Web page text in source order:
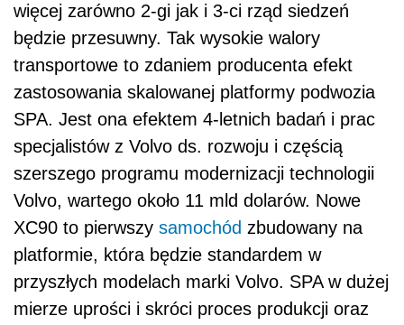
więcej zarówno 2-gi jak i 3-ci rząd siedzeń
będzie przesuwny. Tak wysokie walory
transportowe to zdaniem producenta efekt
zastosowania skalowanej platformy podwozia
SPA. Jest ona efektem 4-letnich badań i prac
specjalistów z Volvo ds. rozwoju i częścią
szerszego programu modernizacji technologii
Volvo, wartego około 11 mld dolarów. Nowe
XC90 to pierwszy samochód zbudowany na
platformie, która będzie standardem w
przyszłych modelach marki Volvo. SPA w dużej
mierze uprości i skróci proces produkcji oraz